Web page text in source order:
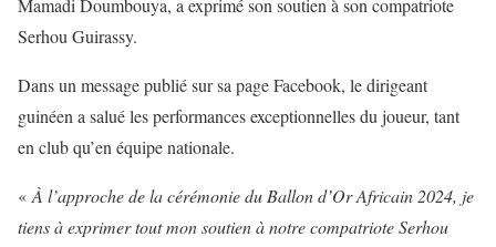
Mamadi Doumbouya, a exprimé son soutien à son compatriote
Serhou Guirassy.
Dans un message publié sur sa page Facebook, le dirigeant
guinéen a salué les performances exceptionnelles du joueur, tant
en club qu’en équipe nationale.
«À l’approche de la cérémonie du Ballon d’Or Africain 2024, je
tiens à exprimer tout mon soutien à notre compatriote Serhou